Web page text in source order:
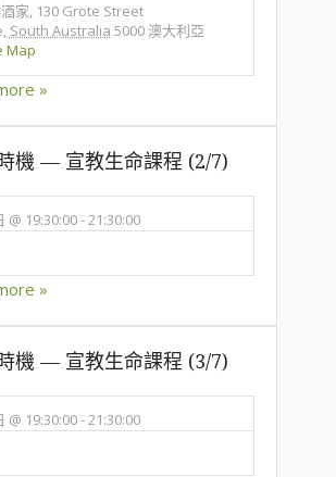
家, 130 Grote Street
, South Australia 5000澳大利亞
Map
»
機 — 宣教生命課程 (2/7)
@ 19:30:00-21:30:00
»
機 — 宣教生命課程 (3/7)
@ 19:30:00-21:30:00